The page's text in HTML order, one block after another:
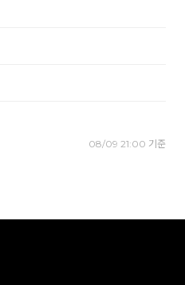
08/09 21:00 기준